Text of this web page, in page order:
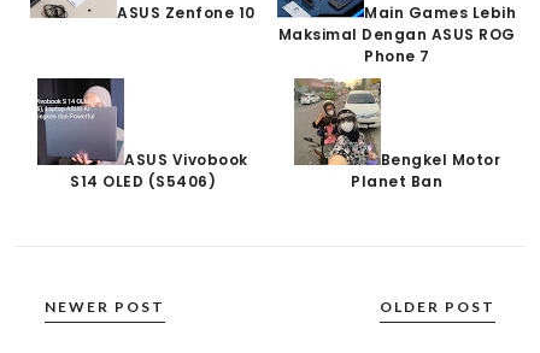
ASUS Zenfone 10
Main Games Lebih
Maksimal Dengan ASUS ROG
Phone 7
ASUS Vivobook
S14 OLED (S5406)
Bengkel Motor
Planet Ban
NEWER POST OLDER POST